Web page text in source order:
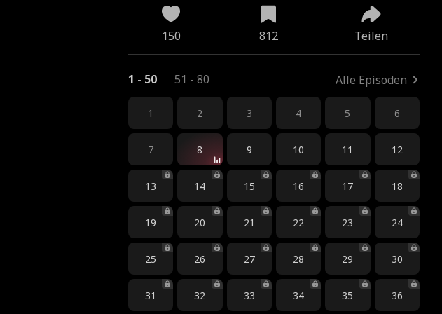
150 812 Teilen
1 - 50 51 - 80 Alle Episoden
1 2 3 4 5 6
7 8 9 10 11 12
13 14 15 16 17 18
19 20 21 22 23 24
25 26 27 28 29 30
31 32 33 34 35 36